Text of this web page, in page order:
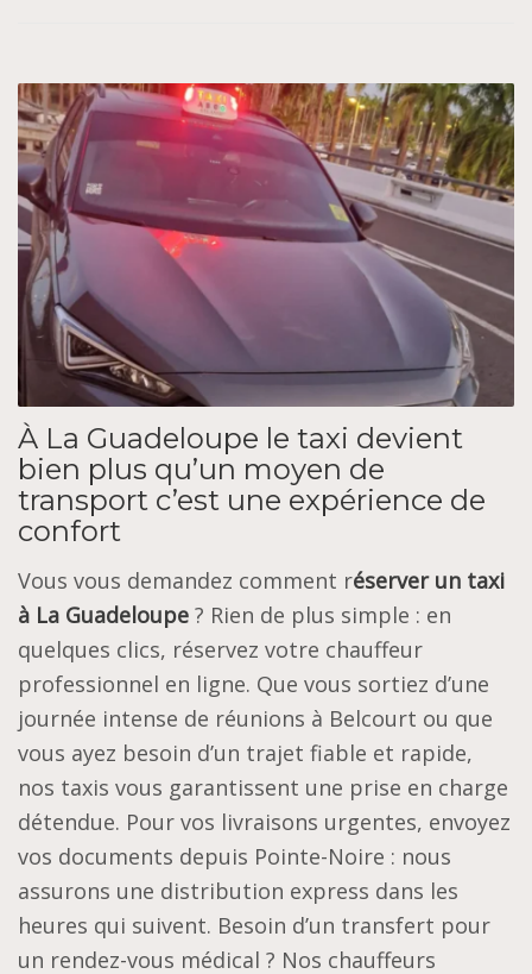
À La Guadeloupe le taxi devient
bien plus qu’un moyen de
transport c’est une expérience de
confort
Vous vous demandez comment réserver un taxi
à La Guadeloupe ? Rien de plus simple : en
quelques clics, réservez votre chauffeur
professionnel en ligne. Que vous sortiez d’une
journée intense de réunions à Belcourt ou que
vous ayez besoin d’un trajet fiable et rapide,
nos taxis vous garantissent une prise en charge
détendue. Pour vos livraisons urgentes, envoyez
vos documents depuis Pointe-Noire : nous
assurons une distribution express dans les
heures qui suivent. Besoin d’un transfert pour
un rendez-vous médical ? Nos chauffeurs